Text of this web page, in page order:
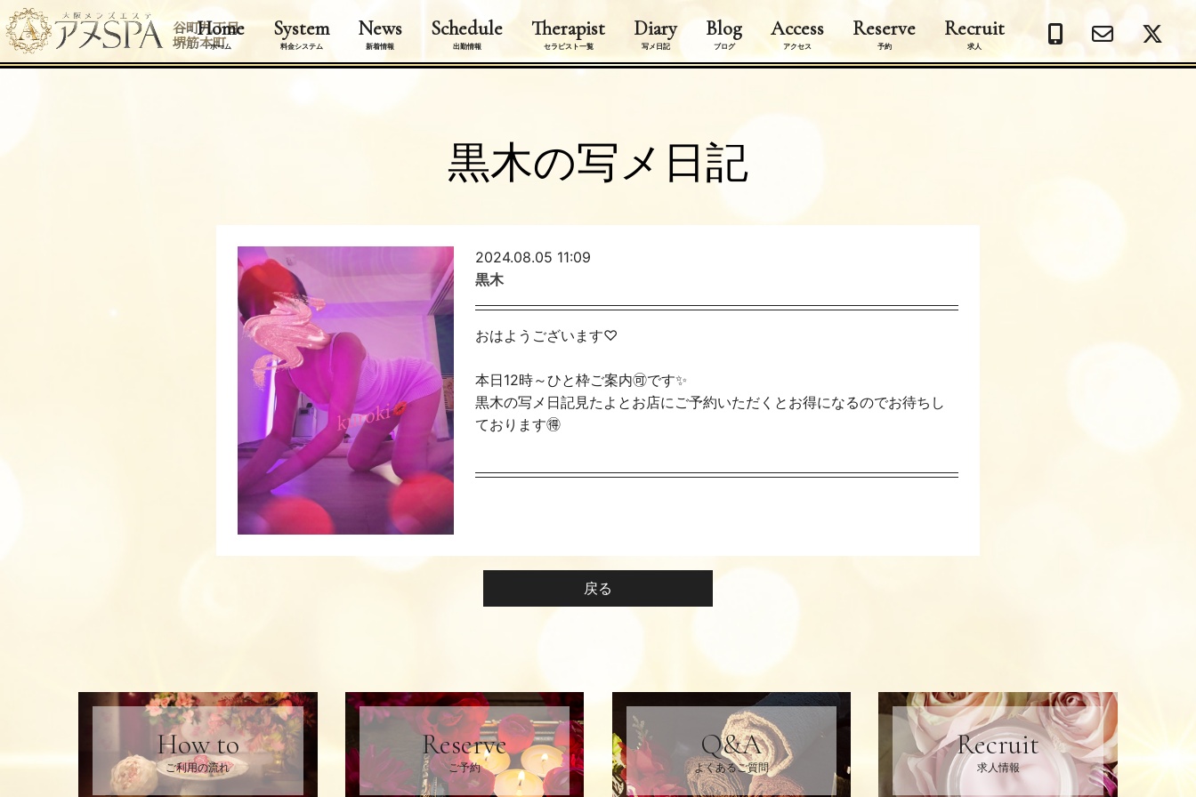
谷町九丁目
堺筋本町
Home
ホーム
System
料金システム
News
新着情報
Schedule
出勤情報
Therapist
セラピスト一覧
Diary
写メ日記
Blog
ブログ
Access
アクセス
Reserve
予約
Recruit
求人
黒木の写メ日記
2024.08.05 11:09
黒木
おはようございます♡
本日12時～ひと枠ご案内🉑です✨️
黒木の写メ日記見たよとお店にご予約いただくとお得になるのでお待ちし
ております🉐
戻る
How to
ご利用の流れ
Reserve
ご予約
Q&A
よくあるご質問
Recruit
求人情報